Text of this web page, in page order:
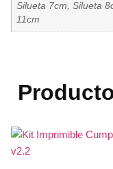
Silueta 7cm, Silueta
11cm